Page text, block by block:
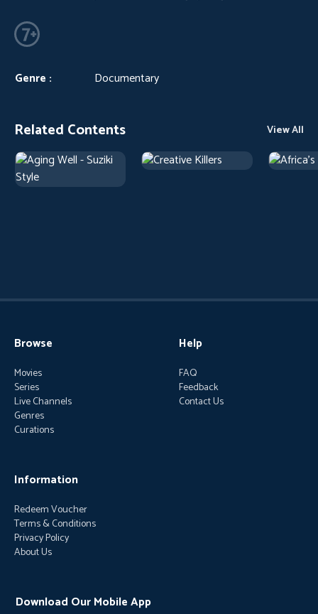
Genre : Documentary
Related Contents View All
Browse
Movies
Series
Live Channels
Genres
Curations
Help
FAQ
Feedback
Contact Us
Information
Redeem Voucher
Terms & Conditions
Privacy Policy
About Us
Download Our Mobile App